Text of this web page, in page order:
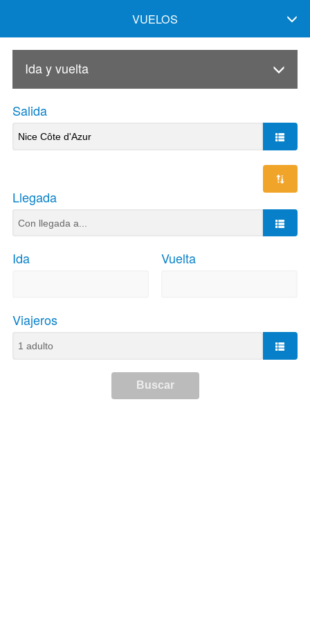
VUELOS
Ida y vuelta
Salida
Llegada
Ida Vuelta
Viajeros
Buscar